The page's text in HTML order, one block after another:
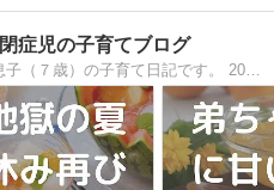
症児の子育てブログ
自閉症と重度知的障害を持つ息子（７歳）の子育て日記です。 2022年8月に弟が生まれ、7歳差兄弟となりました！！主に父が更新します。 ４人家族の明るいほのぼの系日記になりますので、気楽に見てください。